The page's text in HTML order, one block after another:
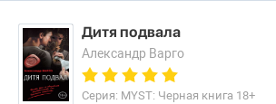
Дитя подвала
Александр Варго
Серия: MYST: Черная книга 18+